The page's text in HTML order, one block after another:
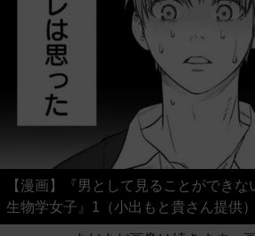
【漫画】『男として見ることができな
生物学女子』1（小出もと貴さん提供）